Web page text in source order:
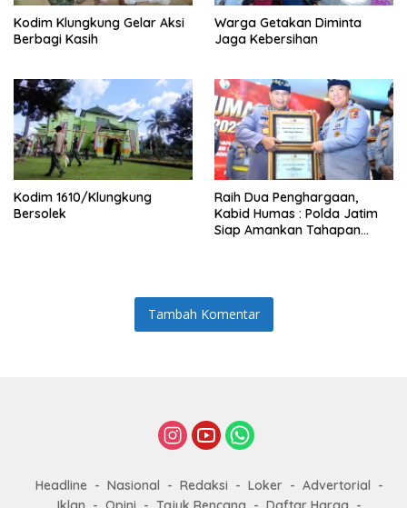
Kodim Klungkung Gelar Aksi
Berbagi Kasih
Warga Getakan Diminta
Jaga Kebersihan
Kodim 1610/Klungkung
Bersolek
Raih Dua Penghargaan,
Kabid Humas : Polda Jatim
Siap Amankan Tahapan
Tambah Komentar
Headline Nasional Redaksi Loker
Advertorial